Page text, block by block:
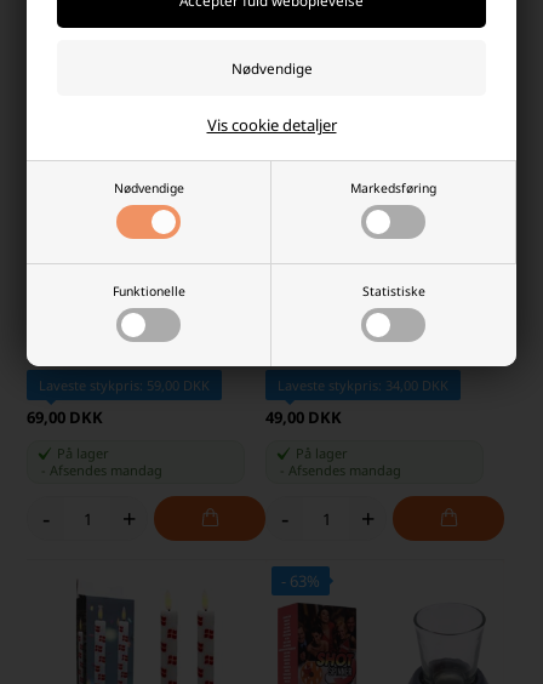
Nødvendige Markedsføring
Funktionelle Statistiske
Vis cookie detaljer
- +
Wine saver med 2 vakuum
Laveste stykpris: 59,00 DKK
69,00 DKK
På lager
-Afsendes mandag
- +
LED Voks Stagelys med 3D-
Flamme Rød H: 27 cm, 2 stk.
Laveste stykpris: 34,00 DKK
49,00 DKK
På lager
Afsendes mandag
- +
- 63%